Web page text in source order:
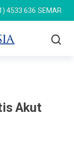
636 SEMARANG:
Akut